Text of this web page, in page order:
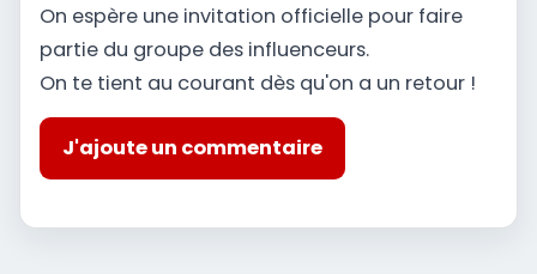
On espère une invitation officielle pour faire
partie du groupe des influenceurs.
On te tient au courant dès qu'on a un retour !
J'ajoute un commentaire